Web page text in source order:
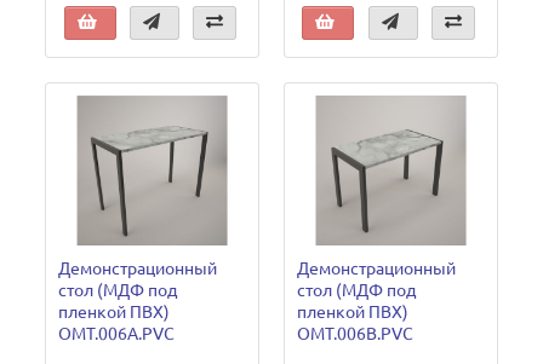
Демонстрационный
стол (МДФ под
пленкой ПВХ)
OMT.006A.PVC
Демонстрационный
стол (МДФ под
пленкой ПВХ)
OMT.006B.PVC